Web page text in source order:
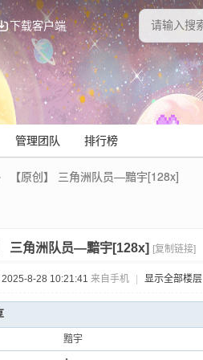
下载客户端
管理团队 排行榜
【原创】 三角洲队员—黯宇[128x]
三角洲队员—黯宇[128x] [复制链接]
2025-8-28 10:21:41 来自手机 显示全部楼层
黯宇